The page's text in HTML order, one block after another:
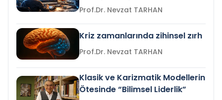
Prof.Dr. Nevzat TARHAN
Kriz zamanlarında zihinsel zırh
Prof.Dr. Nevzat TARHAN
Klasik ve Karizmatik Modellerin
Ötesinde “Bilimsel Liderlik”